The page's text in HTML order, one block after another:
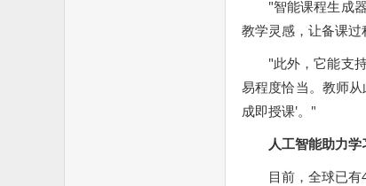
"智能课程生成
教学灵感，让备课
"此外，它能支
易程度恰当。教师
成即授课'。"
人工智能助力
目前，全球已